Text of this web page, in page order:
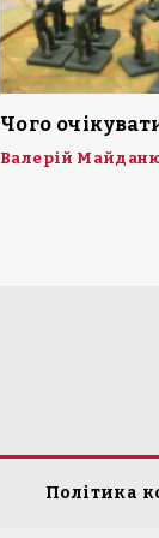
Чого
Валерій
Політика